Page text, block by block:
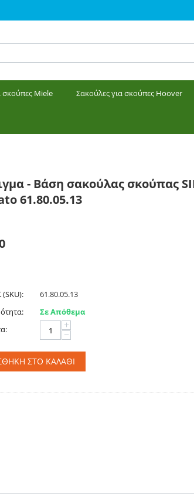
σκούπες Miele Σακούλες για σκούπες Hoover
- Βάση σακούλας σκούπας
61.80.05.13
61.80.05.13
Σε Απόθεμα
+
−
ΣΤΟ ΚΑΛΆΘΙ